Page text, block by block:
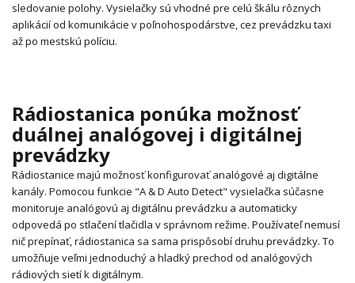
sledovanie polohy. Vysielačky sú vhodné pre celú škálu rôznych
aplikácií od komunikácie v poľnohospodárstve, cez prevádzku taxi
až po mestskú políciu.
Rádiostanica ponúka možnosť
duálnej analógovej i digitálnej
prevádzky
Rádiostanice majú možnosť konfigurovať analógové aj digitálne
kanály. Pomocou funkcie "A & D Auto Detect" vysielačka súčasne
monitoruje analógovú aj digitálnu prevádzku a automaticky
odpovedá po stlačení tlačidla v správnom režime. Používateľ nemusí
nič prepínať, rádiostanica sa sama prispôsobí druhu prevádzky. To
umožňuje veľmi jednoduchý a hladký prechod od analógových
rádiových sietí k digitálnym.